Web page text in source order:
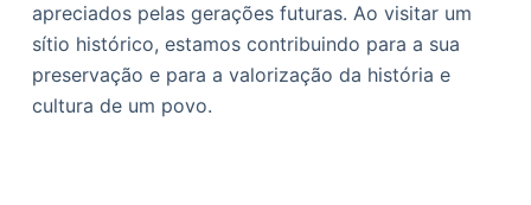
apreciados pelas gerações futuras. Ao visitar um
sítio histórico, estamos contribuindo para a sua
preservação e para a valorização da história e
cultura de um povo.